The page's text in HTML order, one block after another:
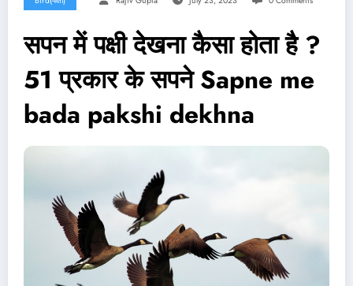
सपन में पक्षी देखना कैसा होता है ?
51 प्रकार के सपने Sapne me
bada pakshi dekhna